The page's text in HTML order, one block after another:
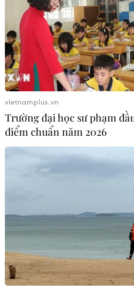
Cần Thơ: Phạt tù cựu
facebook chống phá Nhà
31/10/2019 05:26
Hội đồng xét xử nhận định Hào là
chuyên môn và nhận thức xã hội,
facebook cá nhân chia sẻ những
tiêu cực trên mạng xã hội...
vietnamplus.vn
Trường đại học sư phạm
điểm chuẩn năm 2026